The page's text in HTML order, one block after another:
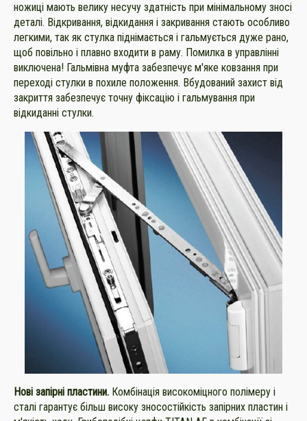
ножиці мають велику несучу здатність при мінімальному зносі
деталі. Відкривання, відкидання і закривання стають особливо
легкими, так як стулка піднімається і гальмується дуже рано,
щоб повільно і плавно входити в раму. Помилка в управлінні
виключена! Гальмівна муфта забезпечує м'яке ковзання при
переході стулки в похиле положення. Вбудований захист від
закриття забезпечує точну фіксацію і гальмування при
відкиданні стулки.
Нові запірні пластини. Комбінація високоміцного полімеру і
сталі гарантує більш високу зносостійкість запірних пластин і